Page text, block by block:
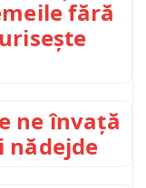
fără
ne învață
nădejde